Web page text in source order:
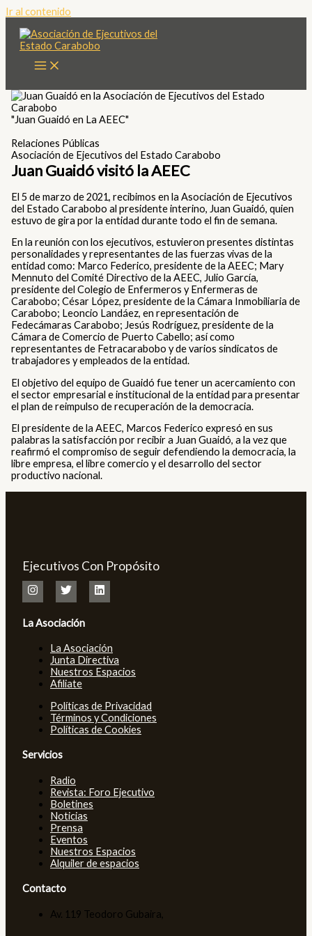
Ir al contenido
"Juan Guaidó en La AEEC"
Relaciones Públicas
Asociación de Ejecutivos del Estado Carabobo
Juan Guaidó visitó la AEEC
El 5 de marzo de 2021, recibimos en la Asociación de Ejecutivos
del Estado Carabobo al presidente interino, Juan Guaidó, quien
estuvo de gira por la entidad durante todo el fin de semana.
En la reunión con los ejecutivos, estuvieron presentes distintas
personalidades y representantes de las fuerzas vivas de la
entidad como: Marco Federico, presidente de la AEEC; Mary
Mennuto del Comité Directivo de la AEEC, Julio García,
presidente del Colegio de Enfermeros y Enfermeras de
Carabobo; César López, presidente de la Cámara Inmobiliaria de
Carabobo; Leoncio Landáez, en representación de
Fedecámaras Carabobo; Jesús Rodríguez, presidente de la
Cámara de Comercio de Puerto Cabello; así como
representantes de Fetracarabobo y de varios sindicatos de
trabajadores y empleados de la entidad.
El objetivo del equipo de Guaidó fue tener un acercamiento con
el sector empresarial e institucional de la entidad para presentar
el plan de reimpulso de recuperación de la democracia.
El presidente de la AEEC, Marcos Federico expresó en sus
palabras la satisfacción por recibir a Juan Guaidó, a la vez que
reafirmó el compromiso de seguir defendiendo la democracia, la
libre empresa, el libre comercio y el desarrollo del sector
productivo nacional.
Ejecutivos Con Propósito
La Asociación
La Asociación
Junta Directiva
Nuestros Espacios
Afiliate
Políticas de Privacidad
Términos y Condiciones
Políticas de Cookies
Servicios
Radio
Revista: Foro Ejecutivo
Boletines
Noticias
Prensa
Eventos
Nuestros Espacios
Alquiler de espacios
Contacto
Av. 119 Teodoro Gubaira,